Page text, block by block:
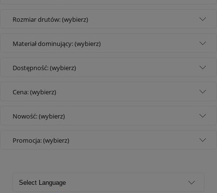
Rozmiar drutów: (wybierz)
Materiał dominujący: (wybierz)
Dostępność: (wybierz)
Cena: (wybierz)
Nowość: (wybierz)
Promocja: (wybierz)